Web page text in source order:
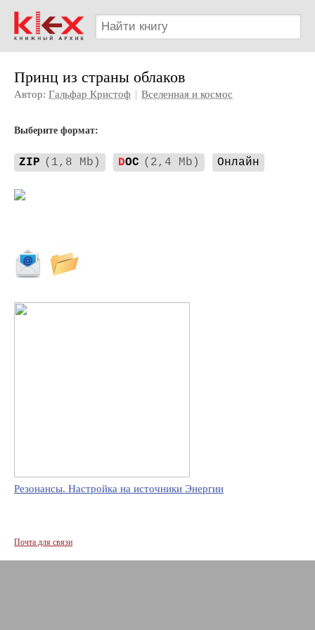
Принц из страны облаков
Автор: Гальфар Кристоф | Вселенная и космос
Выберите формат:
ZIP (1,8 Mb) DOC (2,4 Mb) Онлайн
Резонансы. Настройка на источники Энергии
Почта для связи